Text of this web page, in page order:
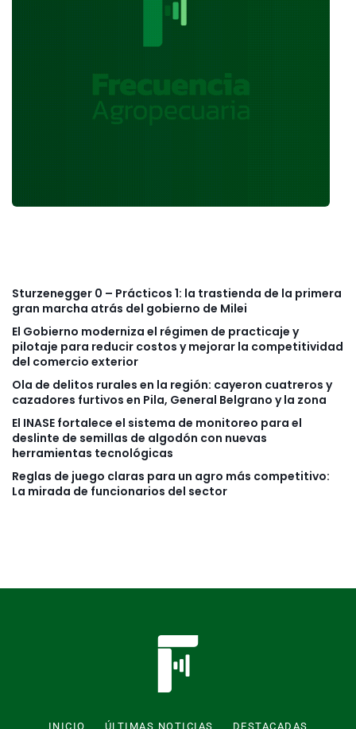
Sturzenegger 0 – Prácticos 1: la trastienda de la primera
gran marcha atrás del gobierno de Milei
El Gobierno moderniza el régimen de practicaje y
pilotaje para reducir costos y mejorar la competitividad
del comercio exterior
Ola de delitos rurales en la región: cayeron cuatreros y
cazadores furtivos en Pila, General Belgrano y la zona
El INASE fortalece el sistema de monitoreo para el
deslinte de semillas de algodón con nuevas
herramientas tecnológicas
Reglas de juego claras para un agro más competitivo:
La mirada de funcionarios del sector
INICIO ÚLTIMAS NOTICIAS DESTACADAS